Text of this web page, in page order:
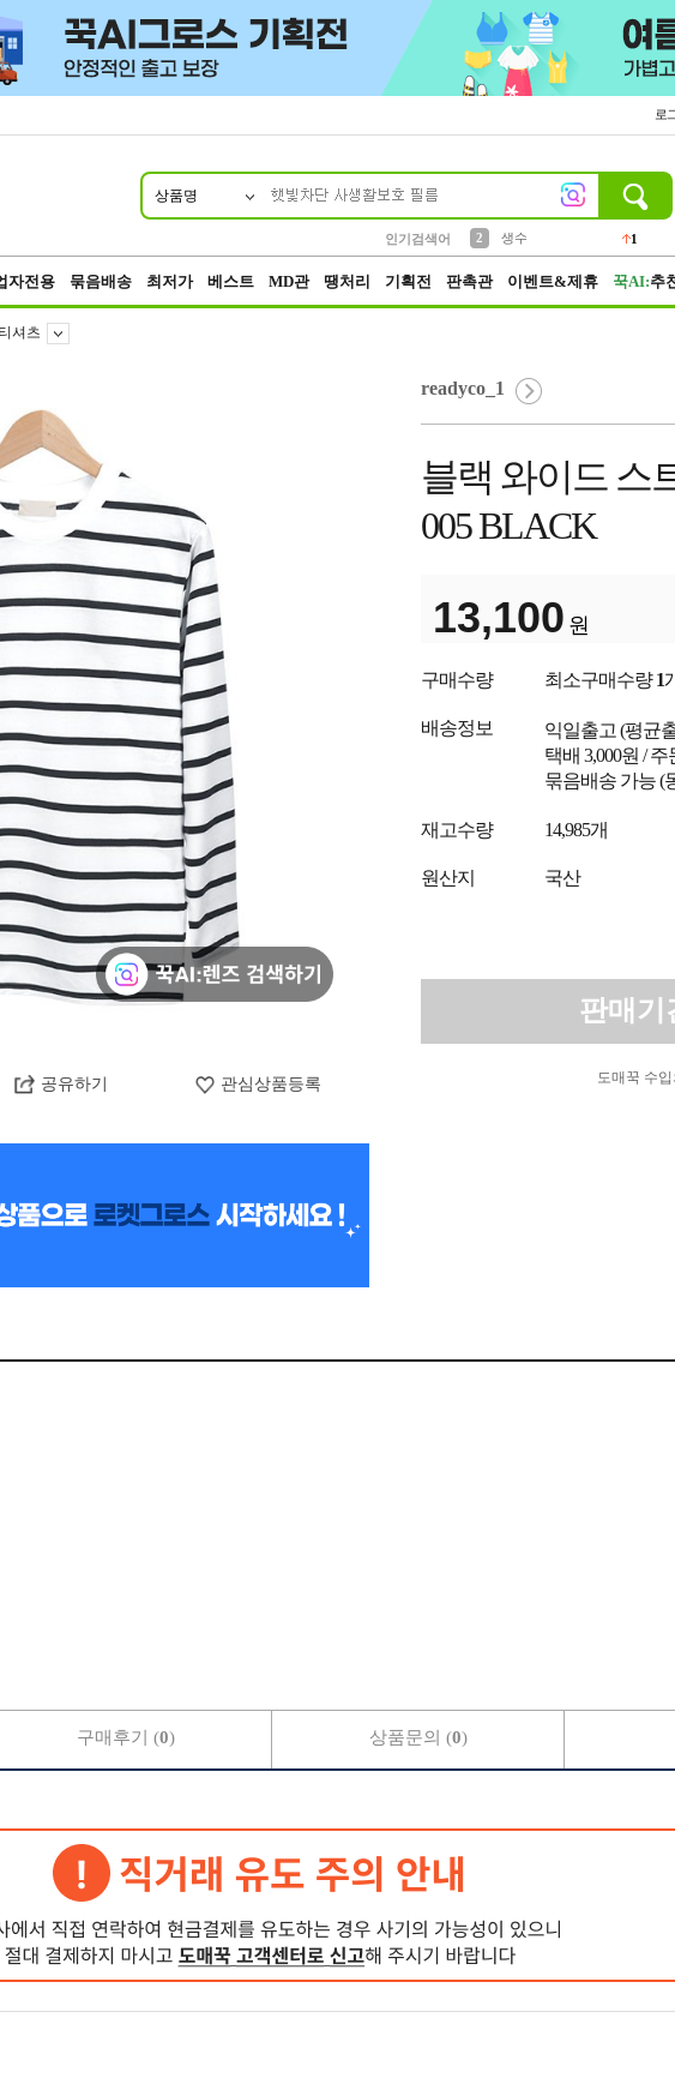
로
상품명
인기검색어
2
생수
1
자전용 묶음배송 최저가 베스트 MD관 땡처리 기획전 판촉관 이벤트&제휴 꾹AI:추
티셔츠
공유하기 관심상품등록
readyco_1
블랙 와이드 스
005 BLACK
13,100 원
구매수량 최소구매수량1
배송정보 익일출고 (평균
택배 3,000원 /
묶음배송 가능 (
재고수량 14,985개
원산지 국산
판매기
도매꾹 수
구매후기 (0) 상품문의 (0)